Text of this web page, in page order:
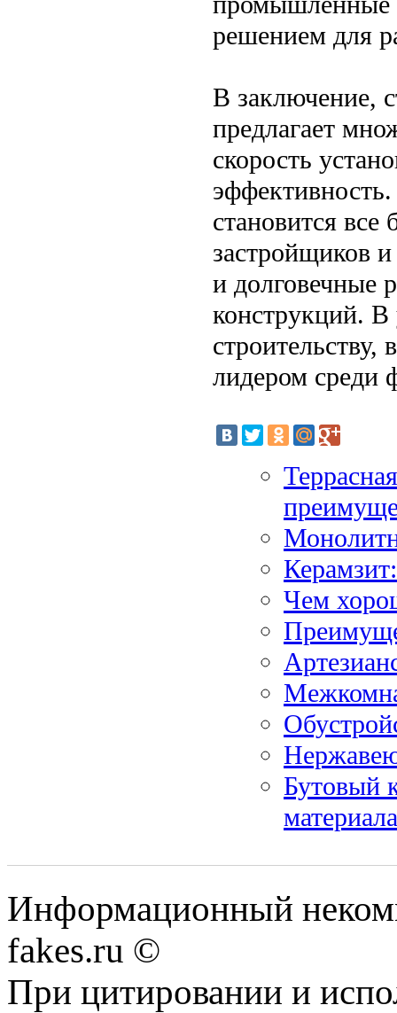
решением для
В заключение,
предлагает
скорость
становится
застройщиков
и долговечные
конструкций. В
лидером среди
Чем
Бутовый
материала
Информационный
fakes.ru ©
При цитировании и